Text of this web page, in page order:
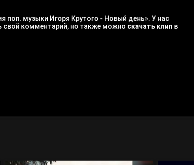
музыки Игоря Крутого - Новый день». У нас
свой комментарий, но также можно скачать клип в